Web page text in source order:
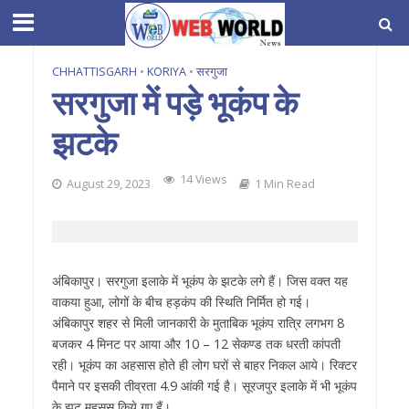
CHHATTISGARH • KORIYA • सरगुजा
सरगुजा में पड़े भूकंप के
झटके
August 29, 2023 14 Views 1 Min Read
अंबिकापुर। सरगुजा इलाके में भूकंप के झटके लगे हैं। जिस वक्त यह
वाकया हुआ, लोगों के बीच हड़कंप की स्थिति निर्मित हो गई।
अंबिकापुर शहर से मिली जानकारी के मुताबिक भूकंप रात्रि लगभग 8
बजकर 4 मिनट पर आया और 10 – 12 सेकण्ड तक धरती कांपती
रही। भूकंप का अहसास होते ही लोग घरों से बाहर निकल आये। रिक्टर
पैमाने पर इसकी तीव्रता 4.9 आंकी गई है। सूरजपुर इलाके में भी भूकंप